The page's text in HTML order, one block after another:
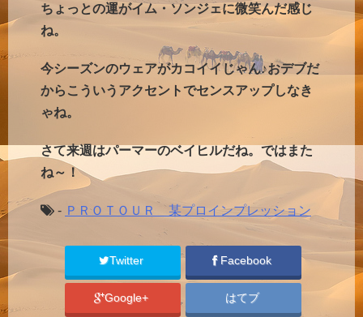
ちょっとの運がイム・ソンジェに微笑んだ感じ
ね。
今シーズンのウェアがカコイイじゃん♪おデブだ
からこういうアクセントでセンスアップしなき
ゃね。
さて来週はパーマーのベイヒルだね。ではまた
ね～！
- ＰＲＯＴＯＵＲ 某プロインプレッション
Twitter Facebook
Google+ はてブ